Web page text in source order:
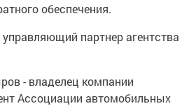
обеспечения.
партнер агентства
- владелец компании
Ассоциации автомобильных